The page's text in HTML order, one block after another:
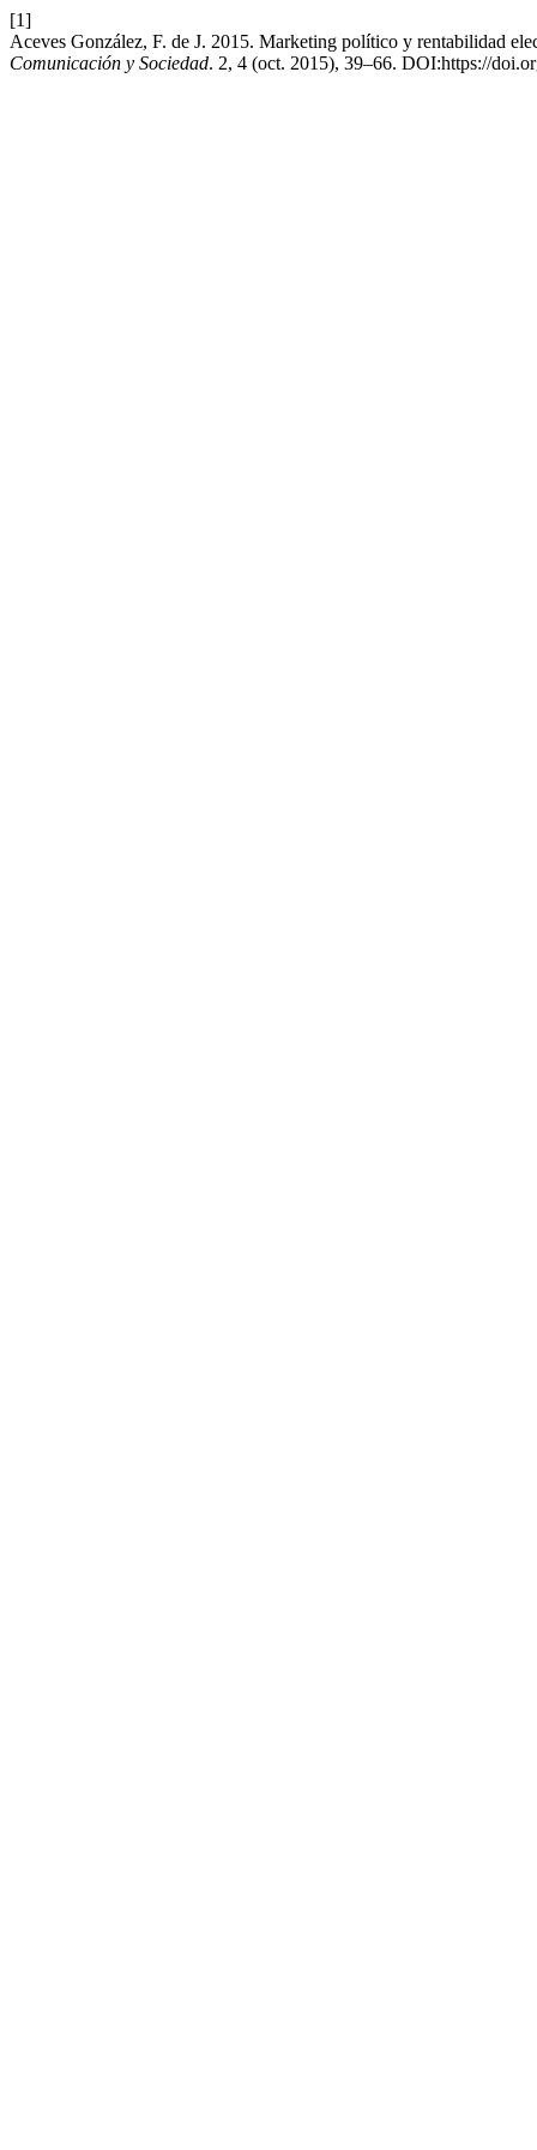
[1]
Aceves González, F. de J. 2015. Marketing político y rentabilidad
Comunicación y Sociedad. 2, 4 (oct. 2015), 39–66. DOI:https://